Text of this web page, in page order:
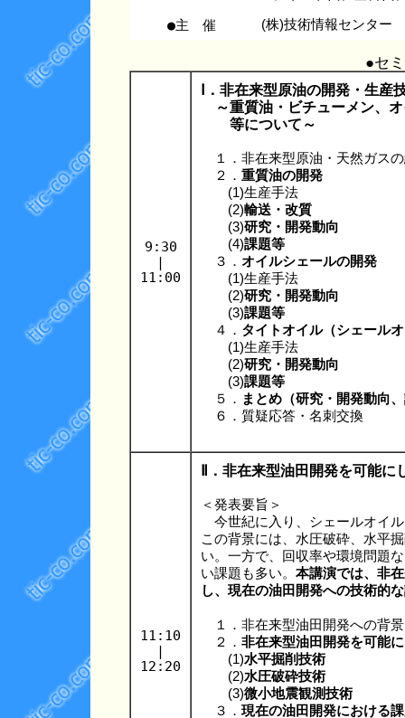
●主 催 (株)技術情報センター
●セ
9:30
|
11:00
Ⅰ．非在来型原油の開発・生
～重質油・ビチューメン、
等について～
１．非在来型原油・天然ガス
２． 重質油の開発
(1)生産手法
(2)輸送・改質
(3)研究・開発動向
(4)課題等
３． オイルシェールの開発
(1)生産手法
(2)研究・開発動向
(3)課題等
４． タイトオイル（シェール
(1)生産手法
(2)研究・開発動向
(3)課題等
５． まとめ（研究・開発動向
６．質疑応答・名刺交換
11:10
|
12:20
Ⅱ．非在来型油田開発を可能
＜発表要旨＞
今世紀に入り、シェールオイ
この背景には、水圧破砕、水平
い。一方で、回収率や環境問題
い課題も多い。 本講演では、非
し、現在の油田開発への技術的
１．非在来型油田開発への背景
２． 非在来型油田開発を可能
(1)水平掘削技術
(2)水圧破砕技術
(3)微小地震観測技術
３． 現在の油田開発における